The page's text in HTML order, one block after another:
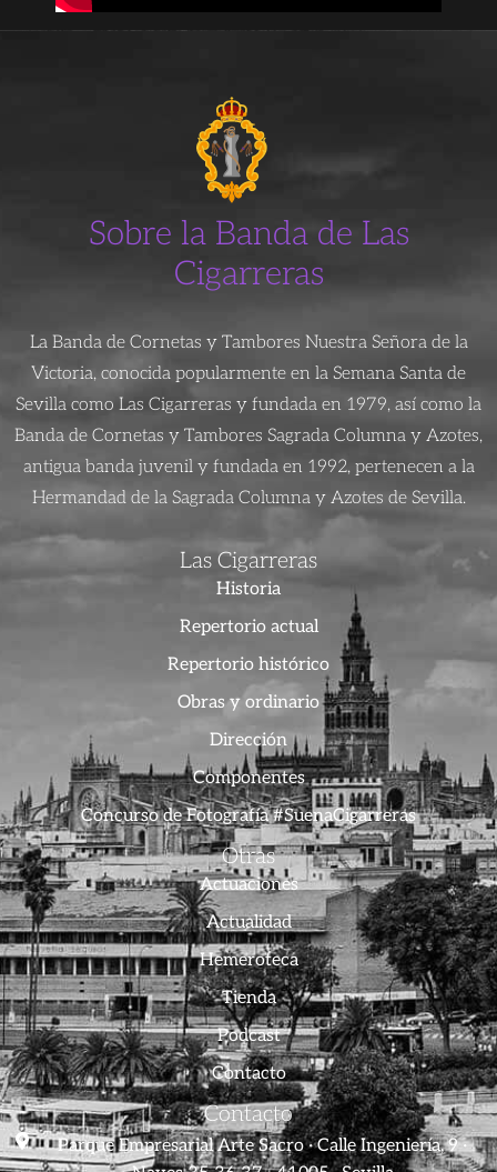
Sobre la Banda de Las
Cigarreras
La Banda de Cornetas y Tambores Nuestra Señora de la
Victoria, conocida popularmente en la Semana Santa de
Sevilla como Las Cigarreras y fundada en 1979, así como la
Banda de Cornetas y Tambores Sagrada Columna y Azotes,
antigua banda juvenil y fundada en 1992, pertenecen a la
Hermandad de la Sagrada Columna y Azotes de Sevilla.
Las Cigarreras
Historia
Repertorio actual
Repertorio histórico
Obras y ordinario
Dirección
Componentes
Concurso de Fotografía #SuenaCigarreras
Otras
Actuaciones
Actualidad
Hemeroteca
Tienda
Podcast
Contacto
Contacto
Parque Empresarial Arte Sacro · Calle Ingeniería, 9 ·